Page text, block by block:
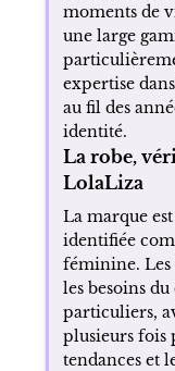
moments de
une large
expertise
au fil des
identité.
La robe,
LolaLiza
La marque
identifiée
féminine. Les
les besoins
particuliers,
plusieurs fois
tendances et